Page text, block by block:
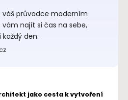
váš průvodce moderním
najít si čas na sebe,
den.
jako cesta k vytvoření